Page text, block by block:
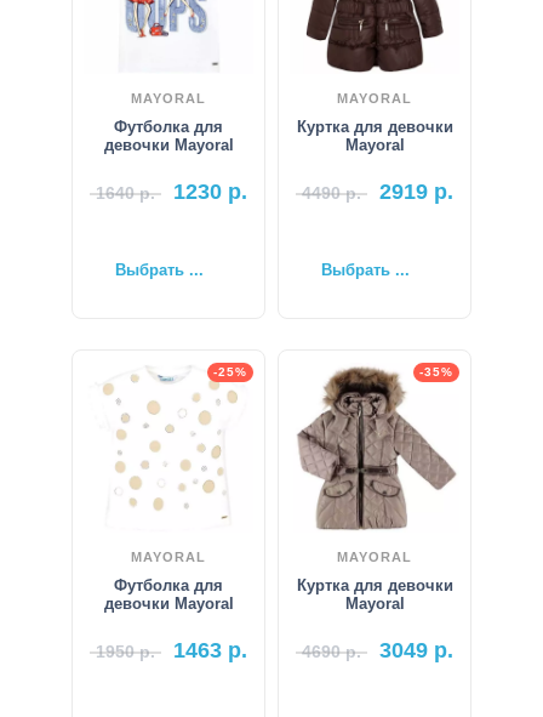
MAYORAL
Футболка для
девочки Mayoral
1640р. 1230 р.
Выбрать ...
MAYORAL
Куртка для девочки
Mayoral
4490р. 2919 р.
Выбрать ...
-25%
MAYORAL
Футболка для
девочки Mayoral
1950р. 1463 р.
-35%
MAYORAL
Куртка для девочки
Mayoral
4690р. 3049 р.